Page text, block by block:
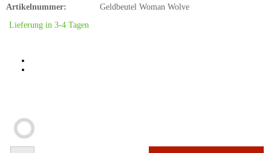
Artikelnummer:
Geldbeutel Woman Wolve
Lieferung in 3-4 Tagen